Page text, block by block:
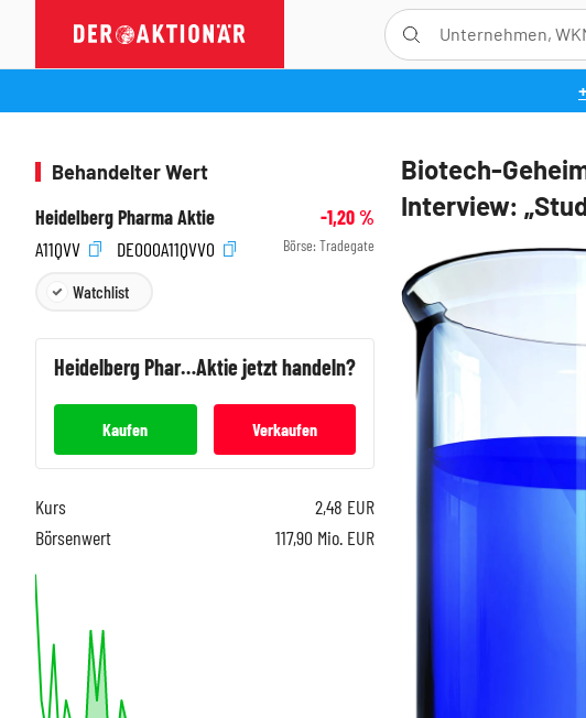
Biotech-
Interview:
Behandelter Wert
Heidelberg Pharma Aktie
-1,20%
A11QVV
DE000A11QVV0 Börse: Tradegate
Watchlist
Heidelberg PharmaAktie jetzt handeln?
Kaufen Verkaufen
Kurs 2,48 EUR
Börsenwert
117,90 Mio. EUR